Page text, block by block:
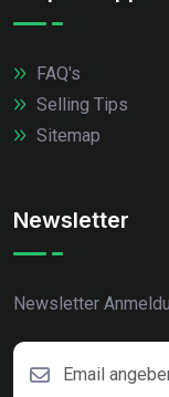
FAQ's
Selling Tips
Sitemap
Newsletter
Newsletter